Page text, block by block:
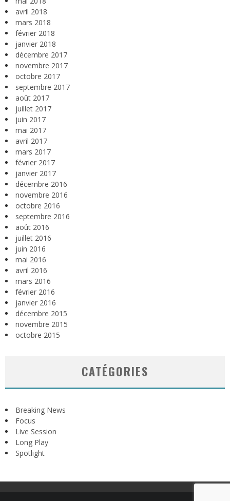
avril 2018
mars 2018
février 2018
janvier 2018
décembre 2017
novembre 2017
octobre 2017
septembre 2017
août 2017
juillet 2017
juin 2017
mai 2017
avril 2017
mars 2017
février 2017
janvier 2017
décembre 2016
novembre 2016
octobre 2016
septembre 2016
août 2016
juillet 2016
juin 2016
mai 2016
avril 2016
mars 2016
février 2016
janvier 2016
décembre 2015
novembre 2015
octobre 2015
CATÉGORIES
Breaking News
Focus
Live Session
Long Play
Spotlight